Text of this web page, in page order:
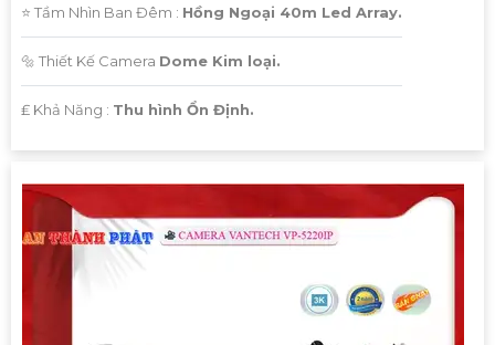
⭐ Tầm Nhìn Ban Đêm : Hồng Ngoại 40m Led Array.
🔩 Thiết Kế Camera Dome Kim loại.
️₤ Khả Năng : Thu hình Ổn Định.